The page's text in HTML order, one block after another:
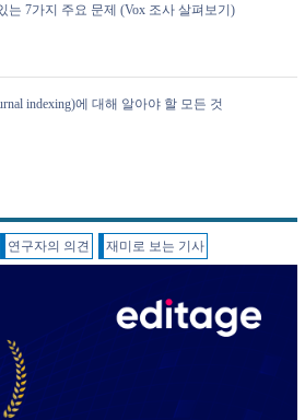
는 7가지 주요 문제 (Vox 조사 살펴보기)
indexing)에 대해 알아야 할 모든 것
연구자의 의견 재미로 보는 기사